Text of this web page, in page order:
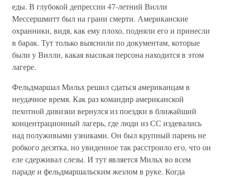
еды. В глубокой депрессии 47-летний Вилли
Мессершмитт был на грани смерти. Американские
охранники, видя, как ему плохо, подняли его и принесли
в барак. Тут только выяснили по документам, которые
были у Вилли, какая высокая персона находится в этом
лагере.
Фельдмаршал Мильх решил сдаться американцам в
неудачное время. Как раз командир американской
пехотной дивизии вернулся из поездки в ближайший
концентрационный лагерь, где люди из СС издевались
над полуживыми узниками. Он был крупный парень не
робкого десятка, но увиденное так расстроило его, что он
еле сдерживал слезы. И тут является Мильх во всем
параде и фельдмаршальским жезлом в руке. Когда